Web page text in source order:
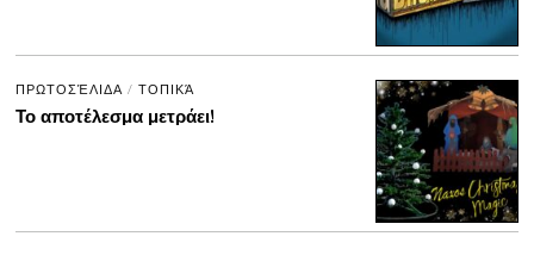
ΠΡΩΤΟΣΈΛΙΔΑ / ΤΟΠΙΚΆ
Το αποτέλεσμα μετράει!